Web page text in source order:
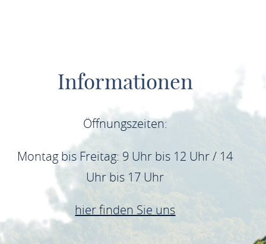
Informationen
Öffnungszeiten:
Montag bis Freitag: 9 Uhr bis 12 Uhr / 14
Uhr bis 17 Uhr
hier finden Sie uns